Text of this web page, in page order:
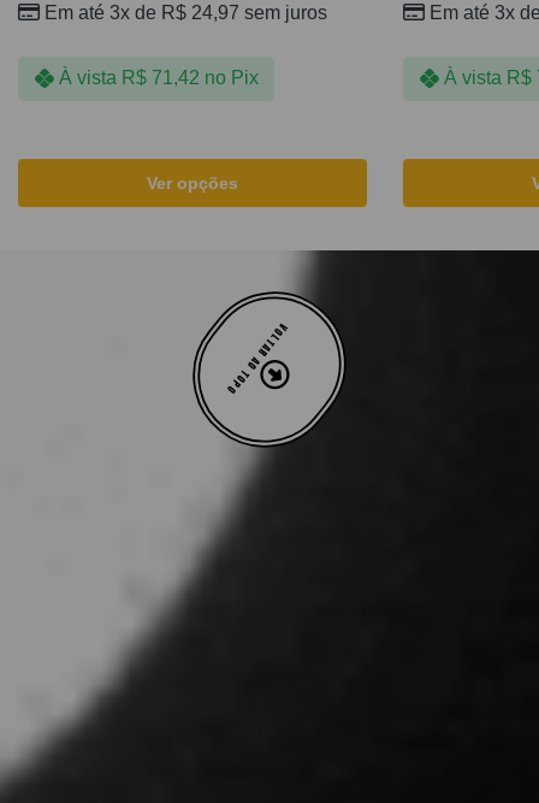
Em até 3x de R$ 24,97 sem juros
À vista R$71,42 no Pix
Ver opções
Em até 3x
À vista R$
VOLTAR AO TOPO